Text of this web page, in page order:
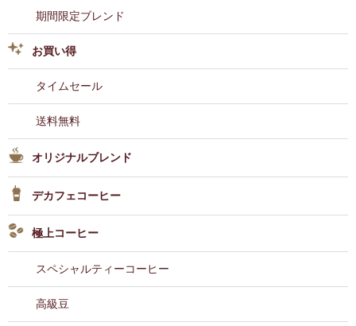
期間限定ブレンド
お買い得
タイムセール
送料無料
オリジナルブレンド
デカフェコーヒー
極上コーヒー
スペシャルティーコーヒー
高級豆